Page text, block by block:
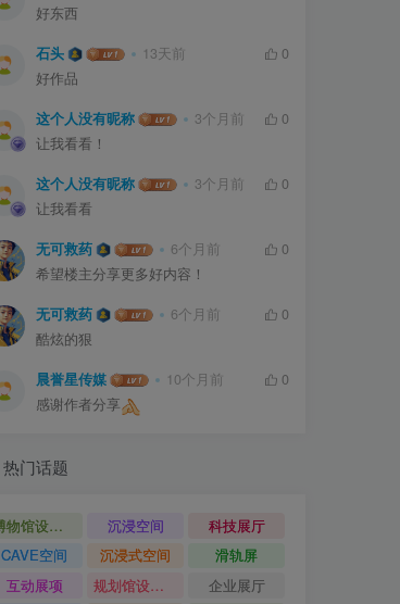
好东西
石头 13天前
0
好作品
这个人没有昵称 3个月前
0
让我看看！
这个人没有昵称 3个月前
0
让我看看
无可救药 6个月前
0
希望楼主分享更多好内容！
无可救药 6个月前
0
酷炫的狠
晨誉星传媒 10个月前
0
感谢作者分享
热门话题
博物馆设计方案 沉浸空间
科技展厅
CAVE空间
沉浸式空间
滑轨屏
互动展项
规划馆设计方案
企业展厅